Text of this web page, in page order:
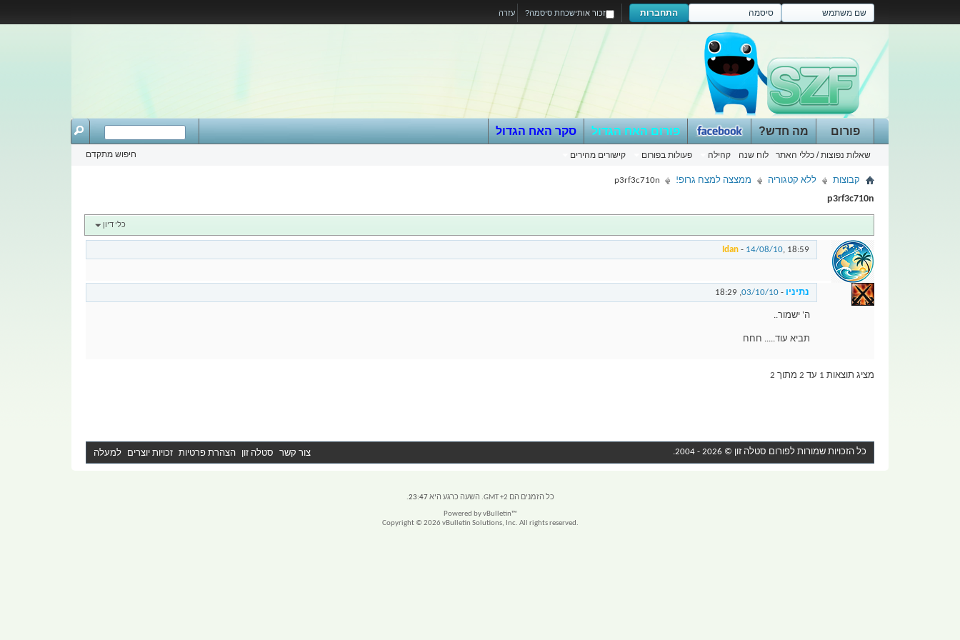
עזרה התחברות זכור אותישכחת סיסמה?
פורום
שאלות נפוצות / כללי האתר לוח שנה קהילה פעולות בפורום קישורים מהירים
מה חדש? פורום האח הגדול סקר האח הגדול
חיפוש מתקדם
קבוצות ללא קטגוריה ממצצה למצח גרופ! p3rf3c710n
p3rf3c710n
כלי דיון
Idan - 14/08/10, 18:59
נתיניו -
03/10/10
,
18:29
ה' ישמור..
תביא עוד..... חחח
מציג תוצאות 1 עד 2 מתוך 2
כל הזכויות שמורות לפורום סטלה זון © 2026 - 2004. צור קשר סטלה זון הצהרת פרטיות זכויות יוצרים למעלה
כל הזמנים הם GMT +2. השעה כרגע היא 23:47
.
Powered by vBulletin™
Copyright © 2026 vBulletin Solutions, Inc. All rights reserved.